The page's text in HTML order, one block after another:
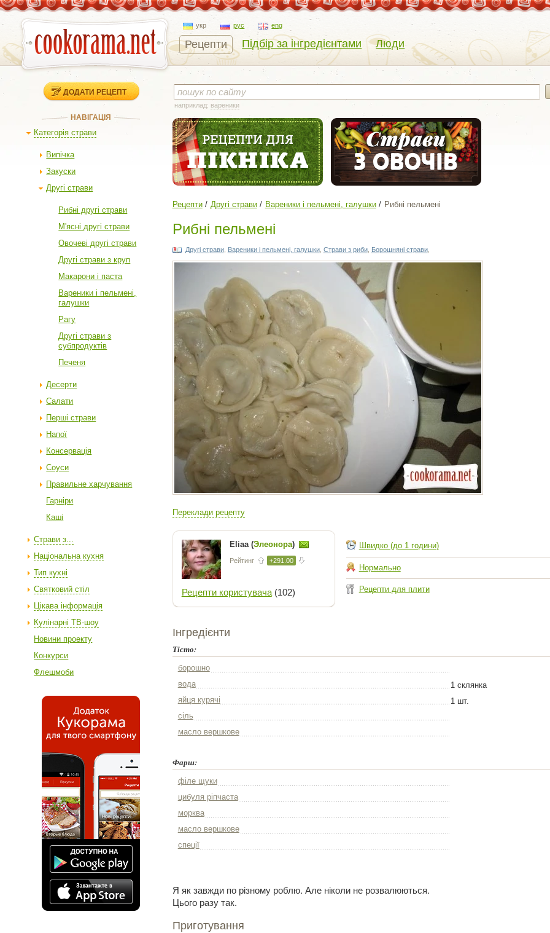
укр рус eng
Рецепти Підбір за інгредієнтами Люди
ДОДАТИ РЕЦЕПТ
НАВІГАЦІЯ
Категорія страви
Випічка
Закуски
Другі страви
Рибні другі страви
М'ясні другі страви
Овочеві другі страви
Другі страви з круп
Макарони і паста
Вареники і пельмені,
галушки
Рагу
Другі страви з
субпродуктів
Печеня
Десерти
Салати
Перші страви
Напої
Консервація
Соуси
Правильне харчування
Гарніри
Каші
Страви з...
Національна кухня
Тип кухні
Святковий стіл
Цікава інформація
Кулінарні ТВ-шоу
Новини проекту
Конкурси
Флешмоби
наприклад: вареники
Рецепти Другі страви Вареники і пельмені, галушки Рибні пельмені
Рибні пельмені
Другі страви, Вареники і пельмені, галушки, Страви з риби, Борошняні страви,
Переклади рецепту
Eliaa (Элеонора)
Рейтинг +291.00
Рецепти користувача(102)
Швидко (до 1 години)
Нормально
Рецепти для плити
Інгредієнти
Тісто:
борошно
вода
1 склянка
яйця курячі
1 шт.
сіль
масло вершкове
Фарш:
філе щуки
цибуля ріпчаста
морква
масло вершкове
спеції
Я як завжди по різному роблю. Але ніколи не розвалюються.
Цього разу так.
Приготування